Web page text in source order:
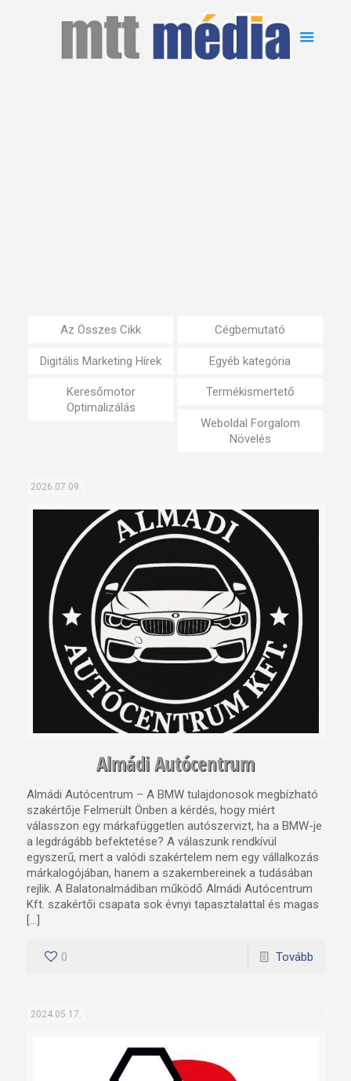
Az Összes Cikk Cégbemutató
Digitális Marketing Hírek Egyéb kategória
Keresőmotor
Optimalizálás
Termékismertető
Weboldal Forgalom
Növelés
2026.07.09.
Almádi Autócentrum
Almádi Autócentrum – A BMW tulajdonosok megbízható
szakértője Felmerült Önben a kérdés, hogy miért
válasszon egy márkafüggetlen autószervizt, ha a BMW-je
a legdrágább befektetése? A válaszunk rendkívül
egyszerű, mert a valódi szakértelem nem egy vállalkozás
márkalogójában, hanem a szakembereinek a tudásában
rejlik. A Balatonalmádiban működő Almádi Autócentrum
Kft. szakértői csapata sok évnyi tapasztalattal és magas
[…]
0 Tovább
2024.05.17.